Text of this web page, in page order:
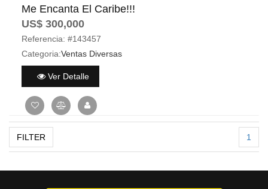
Me Encanta El Caribe!!!
US$ 300,000
Referencia: #143457
Categoria:Ventas Diversas
Ver Detalle
FILTER 1